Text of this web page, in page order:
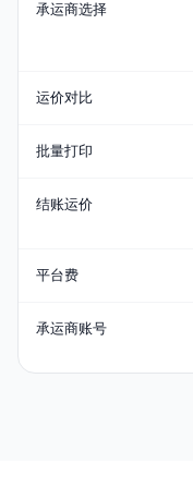
承运商选择
运价对比
批量打印
结账运价
平台费
承运商账号